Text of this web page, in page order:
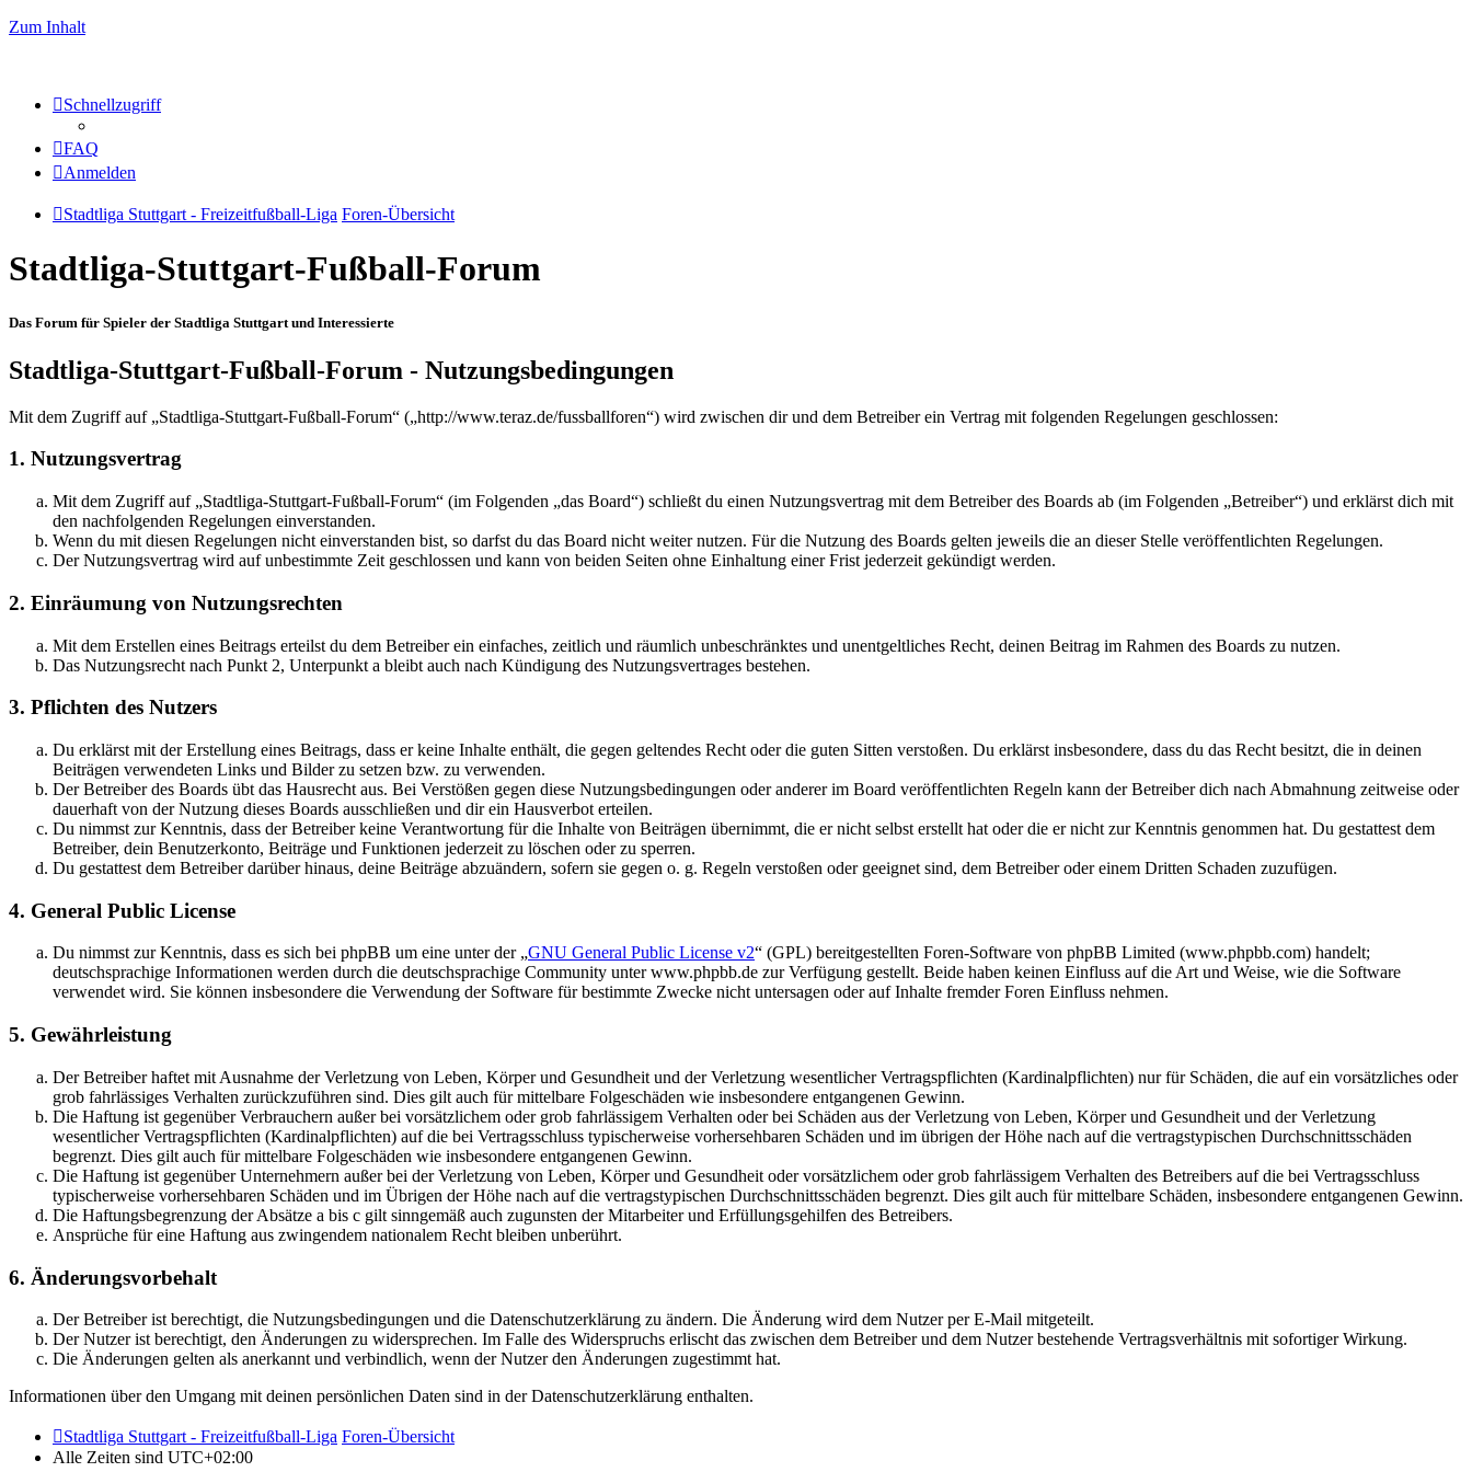
Zum Inhalt
Schnellzugriff
FAQ
Anmelden
Stadtliga Stuttgart - Freizeitfußball-Liga Foren-Übersicht
Stadtliga-Stuttgart-Fußball-Forum
Das Forum für Spieler der Stadtliga Stuttgart und Interessierte
Stadtliga-Stuttgart-Fußball-Forum - Nutzungsbedingungen
Mit dem Zugriff auf „Stadtliga-Stuttgart-Fußball-Forum“ („http://www.teraz.de/fussballforen“) wird zwischen dir und dem Betreiber ein Vertrag mit folgenden Regelungen geschlossen:
1. Nutzungsvertrag
Mit dem Zugriff auf „Stadtliga-Stuttgart-Fußball-Forum“ (im Folgenden „das Board“) schließt du einen Nutzungsvertrag mit dem Betreiber des Boards ab (im Folgenden „Betreiber“) und erklärst dich mit
den nachfolgenden Regelungen einverstanden.
Wenn du mit diesen Regelungen nicht einverstanden bist, so darfst du das Board nicht weiter nutzen. Für die Nutzung des Boards gelten jeweils die an dieser Stelle veröffentlichten Regelungen.
Der Nutzungsvertrag wird auf unbestimmte Zeit geschlossen und kann von beiden Seiten ohne Einhaltung einer Frist jederzeit gekündigt werden.
2. Einräumung von Nutzungsrechten
Mit dem Erstellen eines Beitrags erteilst du dem Betreiber ein einfaches, zeitlich und räumlich unbeschränktes und unentgeltliches Recht, deinen Beitrag im Rahmen des Boards zu nutzen.
Das Nutzungsrecht nach Punkt 2, Unterpunkt a bleibt auch nach Kündigung des Nutzungsvertrages bestehen.
3. Pflichten des Nutzers
Du erklärst mit der Erstellung eines Beitrags, dass er keine Inhalte enthält, die gegen geltendes Recht oder die guten Sitten verstoßen. Du erklärst insbesondere, dass du das Recht besitzt, die in deinen
Beiträgen verwendeten Links und Bilder zu setzen bzw. zu verwenden.
Der Betreiber des Boards übt das Hausrecht aus. Bei Verstößen gegen diese Nutzungsbedingungen oder anderer im Board veröffentlichten Regeln kann der Betreiber dich nach Abmahnung zeitweise oder
dauerhaft von der Nutzung dieses Boards ausschließen und dir ein Hausverbot erteilen.
Du nimmst zur Kenntnis, dass der Betreiber keine Verantwortung für die Inhalte von Beiträgen übernimmt, die er nicht selbst erstellt hat oder die er nicht zur Kenntnis genommen hat. Du gestattest dem
Betreiber, dein Benutzerkonto, Beiträge und Funktionen jederzeit zu löschen oder zu sperren.
Du gestattest dem Betreiber darüber hinaus, deine Beiträge abzuändern, sofern sie gegen o. g. Regeln verstoßen oder geeignet sind, dem Betreiber oder einem Dritten Schaden zuzufügen.
4. General Public License
Du nimmst zur Kenntnis, dass es sich bei phpBB um eine unter der „GNU General Public License v2“ (GPL) bereitgestellten Foren-Software von phpBB Limited (www.phpbb.com) handelt;
deutschsprachige Informationen werden durch die deutschsprachige Community unter www.phpbb.de zur Verfügung gestellt. Beide haben keinen Einfluss auf die Art und Weise, wie die Software
verwendet wird. Sie können insbesondere die Verwendung der Software für bestimmte Zwecke nicht untersagen oder auf Inhalte fremder Foren Einfluss nehmen.
5. Gewährleistung
Der Betreiber haftet mit Ausnahme der Verletzung von Leben, Körper und Gesundheit und der Verletzung wesentlicher Vertragspflichten (Kardinalpflichten) nur für Schäden, die auf ein vorsätzliches oder
grob fahrlässiges Verhalten zurückzuführen sind. Dies gilt auch für mittelbare Folgeschäden wie insbesondere entgangenen Gewinn.
Die Haftung ist gegenüber Verbrauchern außer bei vorsätzlichem oder grob fahrlässigem Verhalten oder bei Schäden aus der Verletzung von Leben, Körper und Gesundheit und der Verletzung
wesentlicher Vertragspflichten (Kardinalpflichten) auf die bei Vertragsschluss typischerweise vorhersehbaren Schäden und im übrigen der Höhe nach auf die vertragstypischen Durchschnittsschäden
begrenzt. Dies gilt auch für mittelbare Folgeschäden wie insbesondere entgangenen Gewinn.
Die Haftung ist gegenüber Unternehmern außer bei der Verletzung von Leben, Körper und Gesundheit oder vorsätzlichem oder grob fahrlässigem Verhalten des Betreibers auf die bei Vertragsschluss
typischerweise vorhersehbaren Schäden und im Übrigen der Höhe nach auf die vertragstypischen Durchschnittsschäden begrenzt. Dies gilt auch für mittelbare Schäden, insbesondere entgangenen Gewinn.
Die Haftungsbegrenzung der Absätze a bis c gilt sinngemäß auch zugunsten der Mitarbeiter und Erfüllungsgehilfen des Betreibers.
Ansprüche für eine Haftung aus zwingendem nationalem Recht bleiben unberührt.
6. Änderungsvorbehalt
Der Betreiber ist berechtigt, die Nutzungsbedingungen und die Datenschutzerklärung zu ändern. Die Änderung wird dem Nutzer per E-Mail mitgeteilt.
Der Nutzer ist berechtigt, den Änderungen zu widersprechen. Im Falle des Widerspruchs erlischt das zwischen dem Betreiber und dem Nutzer bestehende Vertragsverhältnis mit sofortiger Wirkung.
Die Änderungen gelten als anerkannt und verbindlich, wenn der Nutzer den Änderungen zugestimmt hat.
Informationen über den Umgang mit deinen persönlichen Daten sind in der Datenschutzerklärung enthalten.
Stadtliga Stuttgart - Freizeitfußball-Liga Foren-Übersicht
Alle Zeiten sind UTC+02:00